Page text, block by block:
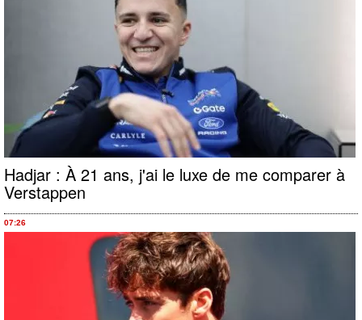
Hadjar : À 21 ans, j'ai le luxe de me comparer à
Verstappen
07:26